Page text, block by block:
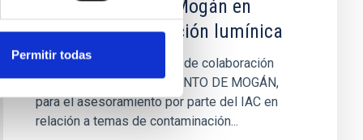
Permitir todas
Ayuntamiento de Mogán en
materia de regulación lumínica
Fijar las pautas generales de colaboración
entre el IAC y AYUNTAMIENTO DE MOGÁN,
para el asesoramiento por parte del IAC en
relación a temas de contaminación...